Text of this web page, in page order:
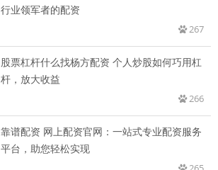
行业领军者的配资
267
股票杠杆什么找杨方配资 个人炒股如何巧用杠
杆，放大收益
266
靠谱配资 网上配资官网：一站式专业配资服务
平台，助您轻松实现